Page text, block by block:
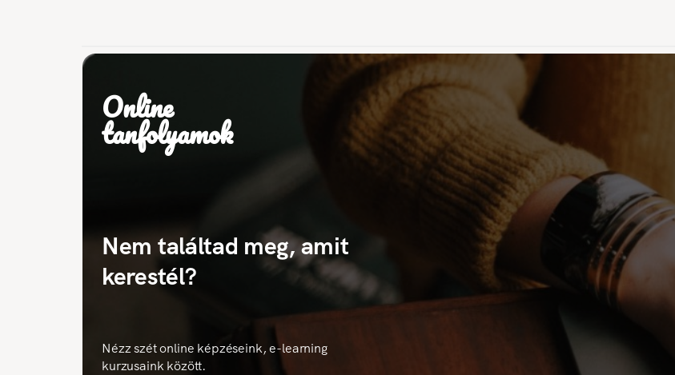
Online
tanfolyamok
Nem találtad meg, amit
kerestél?
Nézz szét online képzéseink, e-learning
kurzusaink között.